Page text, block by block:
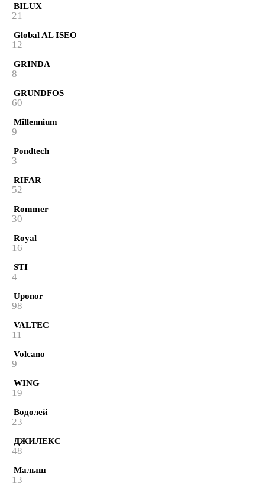
BILUX
21
Global AL ISEO
12
GRINDA
8
GRUNDFOS
60
Millennium
9
Pondtech
3
RIFAR
52
Rommer
30
Royal
16
STI
4
Uponor
98
VALTEC
11
Volcano
9
WING
19
Водолей
23
ДЖИЛЕКС
48
Малыш
13